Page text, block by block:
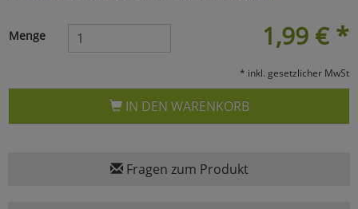
1,99 € *
Menge
* inkl. gesetzlicher MwSt
IN DEN WARENKORB
Fragen zum Produkt